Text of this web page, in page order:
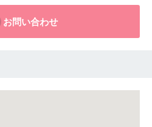
お問い合わせ